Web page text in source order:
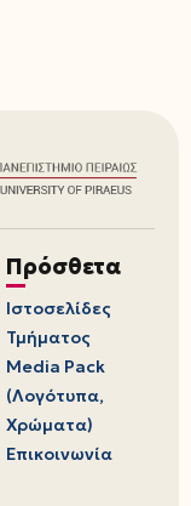
Πρόσθετα
Ιστοσελίδες
Τμήματος
Media Pack
(Λογότυπα,
Χρώματα)
Επικοινωνία